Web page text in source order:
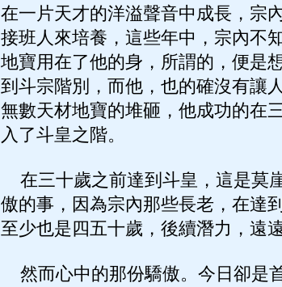
在一片天才的洋溢聲音中成長，宗
接班人來培養，這些年中，宗內不
地寶用在了他的身，所謂的，便是
到斗宗階別，而他，也的確沒有讓
無數天材地寶的堆砸，他成功的在
入了斗皇之階。
在三十歲之前達到斗皇，這是莫
傲的事，因為宗內那些長老，在達
至少也是四五十歲，後續潛力，遠
然而心中的那份驕傲。今日卻是